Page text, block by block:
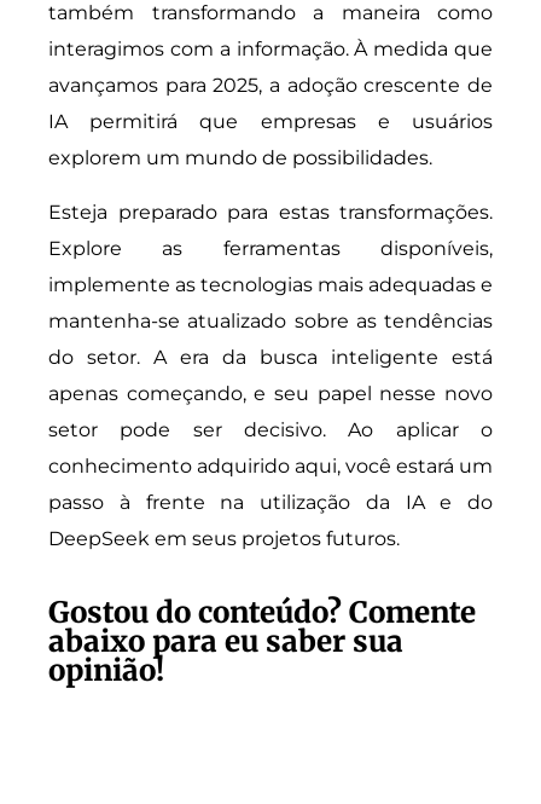
também transformando a maneira como
interagimos com a informação. À medida que
avançamos para 2025, a adoção crescente de
IA permitirá que empresas e usuários
explorem um mundo de possibilidades.
Esteja preparado para estas transformações.
Explore as ferramentas disponíveis,
implemente as tecnologias mais adequadas e
mantenha-se atualizado sobre as tendências
do setor. A era da busca inteligente está
apenas começando, e seu papel nesse novo
setor pode ser decisivo. Ao aplicar o
conhecimento adquirido aqui, você estará um
passo à frente na utilização da IA e do
DeepSeek em seus projetos futuros.
Gostou do conteúdo? Comente
abaixo para eu saber sua
opinião!